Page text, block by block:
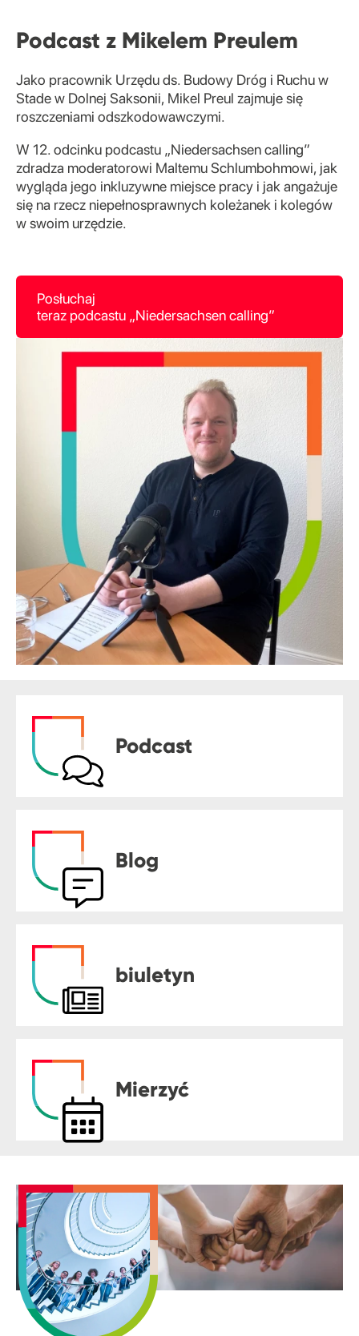
Podcast z Mikelem Preulem
Jako pracownik Urzędu ds. Budowy Dróg i Ruchu w
Stade w Dolnej Saksonii, Mikel Preul zajmuje się
roszczeniami odszkodowawczymi.
W 12. odcinku podcastu „Niedersachsen calling”
zdradza moderatorowi Maltemu Schlumbohmowi, jak
wygląda jego inkluzywne miejsce pracy i jak angażuje
się na rzecz niepełnosprawnych koleżanek i kolegów
w swoim urzędzie.
Posłuchaj
teraz podcastu „Niedersachsencalling”
Podcast
Blog
biuletyn
Mierzyć